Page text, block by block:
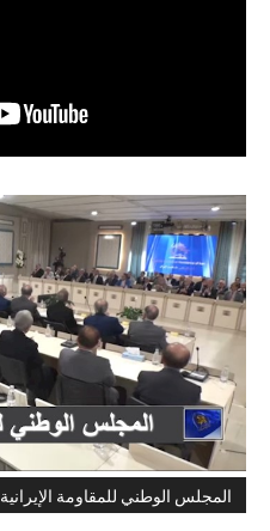
المجلس الوطني للمقاومة الإيرانية